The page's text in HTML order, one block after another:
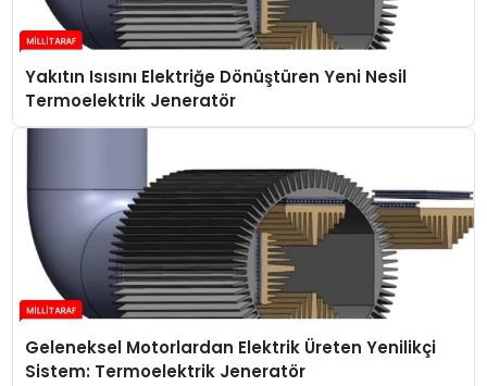
Yakıtın Isısını Elektriğe Dönüştüren Yeni Nesil
Termoelektrik Jeneratör
Geleneksel Motorlardan Elektrik Üreten Yenilikçi
Sistem: Termoelektrik Jeneratör